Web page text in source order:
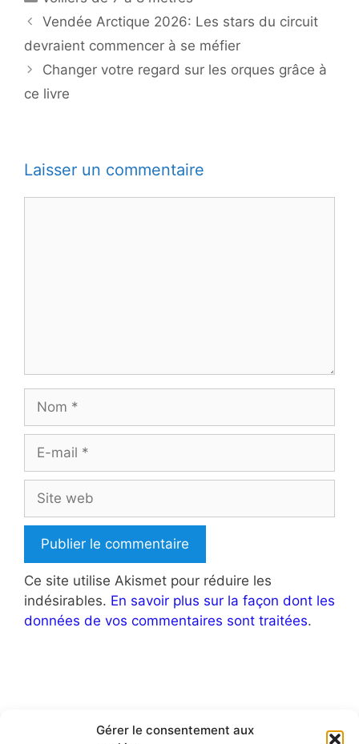
Gérer le consentement aux
Vendée Arctique 2026: Les stars du circuit
devraient commencer à se méfier
Changer votre regard sur les orques grâce à
ce livre
Laisser un commentaire
Nom
Site
web
Ce site utilise Akismet pour réduire les
indésirables. En savoir plus sur la façon dont les
données de vos commentaires sont traitées.